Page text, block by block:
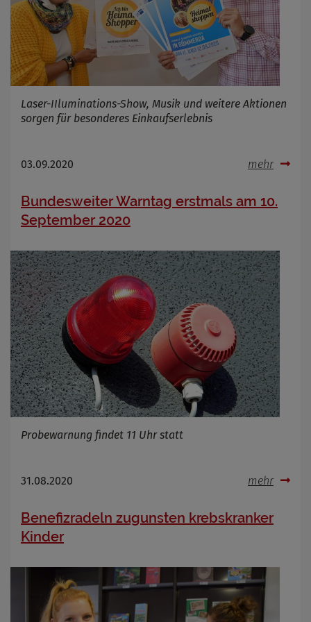
Laser-IIluminations-Show, Musik und weitere Aktionen
sorgen für besonderes Einkaufserlebnis
03.09.2020 mehr
Bundesweiter Warntag erstmals am 10.
September 2020
Probewarnung findet 11 Uhr statt
31.08.2020 mehr
Benefizradeln zugunsten krebskranker
Kinder
Cookie Name
_osm_totp_token
Cookie Laufzeit
OpenWeatherAPI gesetzt werden
Anbieter
Cookie Laufzeit
Infos schließen